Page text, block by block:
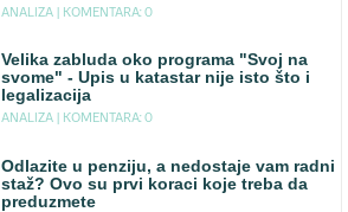
ANALIZA | KOMENTARA: 0
Velika zabluda oko programa "Svoj na
svome" - Upis u katastar nije isto što i
legalizacija
ANALIZA | KOMENTARA: 0
Odlazite u penziju, a nedostaje vam radni
staž? Ovo su prvi koraci koje treba da
preduzmete